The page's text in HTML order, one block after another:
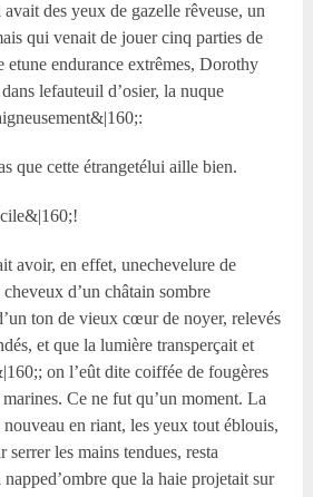
des yeux de gazelle rêveuse, un
qui venait de jouer cinq parties de
etune endurance extrêmes, Dorothy
lefauteuil d’osier, la nuque
que cette étrangetélui aille bien.
avoir, en effet, unechevelure de
d’un châtain sombre
ton de vieux cœur de noyer, relevés
et que la lumière transperçait et
on l’eût dite coiffée de fougères
marines. Ce ne fut qu’un moment. La
en riant, les yeux tout éblouis,
les mains tendues, resta
que la haie projetait sur